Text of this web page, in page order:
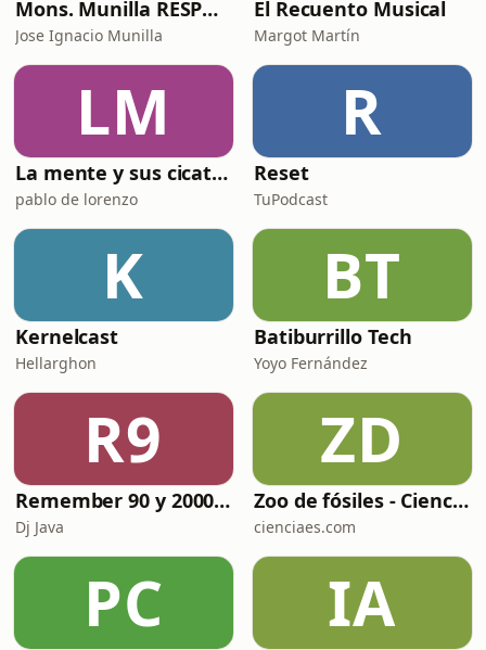
Mons. Munilla RESPONDE
Jose Ignacio Munilla
El Recuento Musical
Margot Martín
LM
La mente y sus cicatrices
pablo de lorenzo
R
Reset
TuPodcast
K
Kernelcast
Hellarghon
BT
Batiburrillo Tech
Yoyo Fernández
R9
Remember 90 y 2000 en PLAY WITH ME by Dj Java
Dj Java
ZD
Zoo de fósiles - Cienciaes.com
cienciaes.com
PC IA